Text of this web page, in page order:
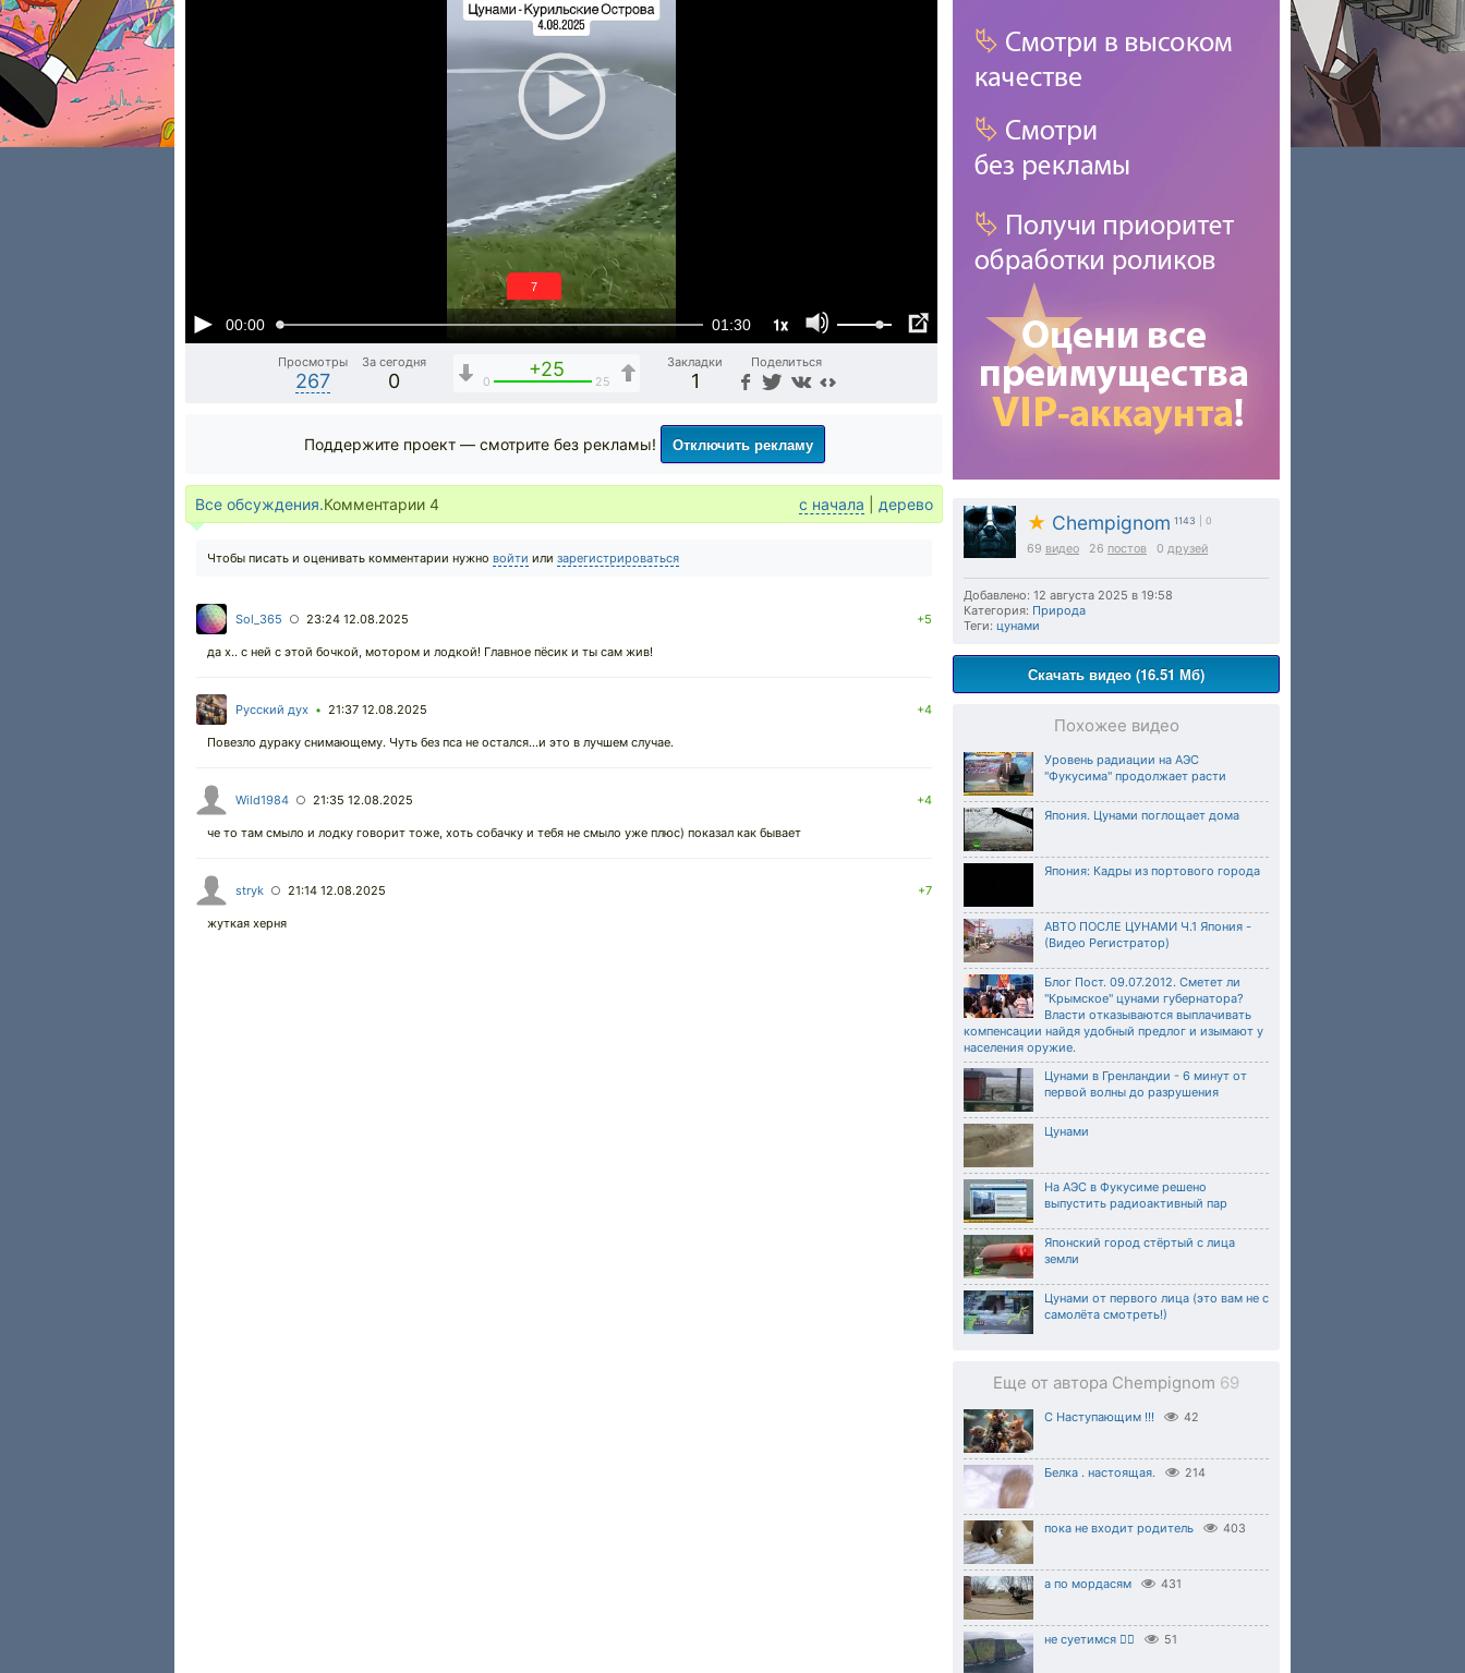
00:00 01:30 1x
6
Просмотры
267
За сегодня
0
+25
0 25
Закладки
1
Поделиться
★ Chempignom 1143 | 0
69 видео 26 постов 0 друзей
Добавлено: 12 августа 2025 в 19:58
Категория: Природа
Теги: цунами
Скачать видео (16.51 Мб)
Похожее видео
Уровень радиации на АЭС
"Фукусима" продолжает расти
Япония. Цунами поглощает дома
Япония: Кадры из портового города
АВТО ПОСЛЕ ЦУНАМИ Ч.1 Япония -
(Видео Регистратор)
Блог Пост. 09.07.2012. Сметет ли
"Крымское" цунами губернатора?
Власти отказываются выплачивать
компенсации найдя удобный предлог и изымают у
населения оружие.
Цунами в Гренландии - 6 минут от
первой волны до разрушения
Цунами
На АЭС в Фукусиме решено
выпустить радиоактивный пар
Японский город стёртый с лица
земли
Цунами от первого лица (это вам не с
самолёта смотреть!)
Еще от автора Chempignom 69
С Наступающим !!! 42
Белка . настоящая. 214
пока не входит родитель 403
а по мордасям 431
не суетимся 🙂‍↕️ 51
Поддержите проект — смотрите без рекламы! Отключить рекламу
Все обсуждения.Комментарии 4 с начала дерево
Чтобы писать и оценивать комментарии нужно войти или зарегистрироваться
Sol_365 ○ 23:24 12.08.2025 +5
да х.. с ней с этой бочкой, мотором и лодкой! Главное пёсик и ты сам жив!
Русский дух • 21:37 12.08.2025 +4
Повезло дураку снимающему. Чуть без пса не остался...и это в лучшем случае.
Wild1984 ○ 21:35 12.08.2025 +4
че то там смыло и лодку говорит тоже, хоть собачку и тебя не смыло уже плюс) показал как бывает
stryk ○ 21:14 12.08.2025 +7
жуткая херня